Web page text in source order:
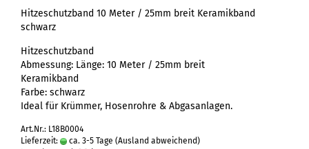
Hitzeschutzband 10 Meter / 25mm breit Keramikband
schwarz
Hitzeschutzband
Abmessung: Länge: 10 Meter / 25mm breit
Keramikband
Farbe: schwarz
Ideal für Krümmer, Hosenrohre & Abgasanlagen.
Art.Nr.: L18B0004
Lieferzeit:
ca. 3-5 Tage (Ausland abweichend)